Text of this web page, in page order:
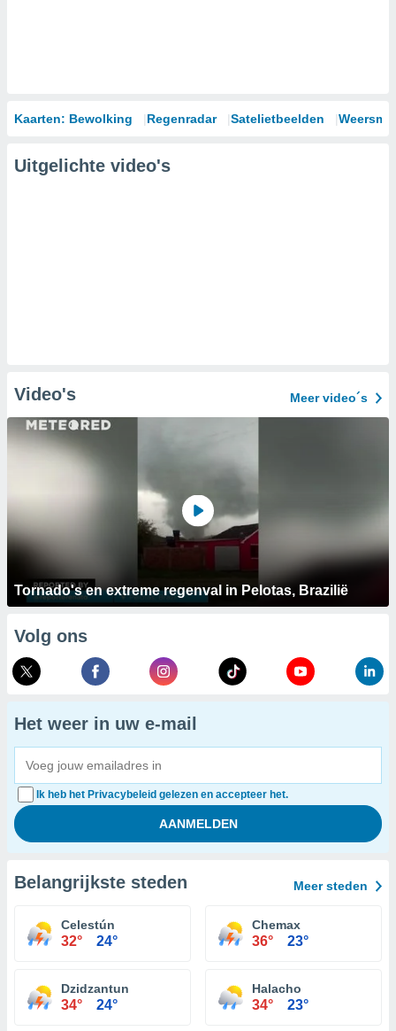
Kaarten: Bewolking Regenradar Satelietbeelden
Uitgelichte video's
Video's Meer video´s
Tornado's en extreme regenval in Pelotas, Brazilië
Volg ons
Het weer in uw e-mail
Ik heb het Privacybeleid gelezen en accepteer het.
Belangrijkste steden Meer steden
Celestún
32° 24°
Chemax
36° 23°
Dzidzantun
34° 24°
Halacho
34° 23°